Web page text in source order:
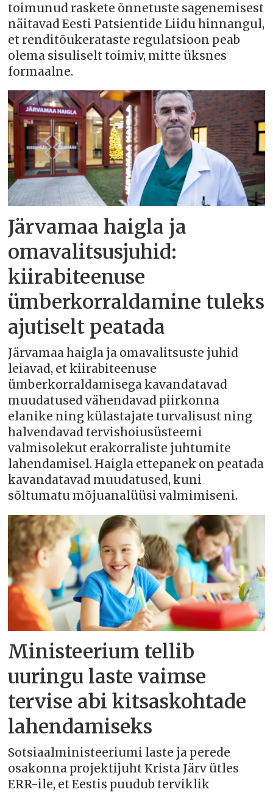
toimunud raskete õnnetuste sagenemisest
näitavad Eesti Patsientide Liidu hinnangul,
et renditõukerataste regulatsioon peab
olema sisuliselt toimiv, mitte üksnes
formaalne.
Järvamaa haigla ja
omavalitsusjuhid:
kiirabiteenuse
ümberkorraldamine tuleks
ajutiselt peatada
Järvamaa haigla ja omavalitsuste juhid
leiavad, et kiirabiteenuse
ümberkorraldamisega kavandatavad
muudatused vähendavad piirkonna
elanike ning külastajate turvalisust ning
halvendavad tervishoiusüsteemi
valmisolekut erakorraliste juhtumite
lahendamisel. Haigla ettepanek on peatada
kavandatavad muudatused, kuni
sõltumatu mõjuanalüüsi valmimiseni.
Ministeerium tellib
uuringu laste vaimse
tervise abi kitsaskohtade
lahendamiseks
Sotsiaalministeeriumi laste ja perede
osakonna projektijuht Krista Järv ütles
ERR-ile, et Eestis puudub terviklik